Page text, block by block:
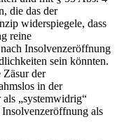
die das der
widerspiegele, dass
reine
Insolvenzeröffnung
sein könnten.
Zäsur der
in der
„systemwidrig“
als